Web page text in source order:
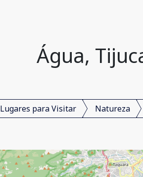
Água,
Lugares para Visitar Natureza